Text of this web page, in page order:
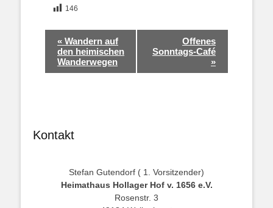
146
Veranstaltung-
Navigation
« Wandern auf
den heimischen
Wanderwegen
Offenes
Sonntags-Café
»
Kontakt
Stefan Gutendorf ( 1. Vorsitzender)
Heimathaus Hollager Hof v. 1656 e.V.
Rosenstr. 3